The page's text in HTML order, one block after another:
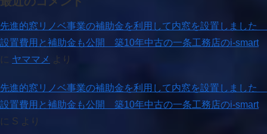
先進的窓リノベ事業の補助金を利用して内窓を設置しました
設置費用と補助金も公開 築10年中古の一条工務店のi-smart
に ヤママメ より
先進的窓リノベ事業の補助金を利用して内窓を設置しました
設置費用と補助金も公開 築10年中古の一条工務店のi-smart
に S より